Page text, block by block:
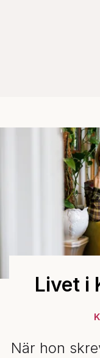
Livet i
När hon